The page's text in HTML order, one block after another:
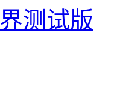
测试版